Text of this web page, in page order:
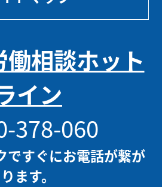
相談ホット
イン
378-060
ですぐにお電話が繋が
ります。